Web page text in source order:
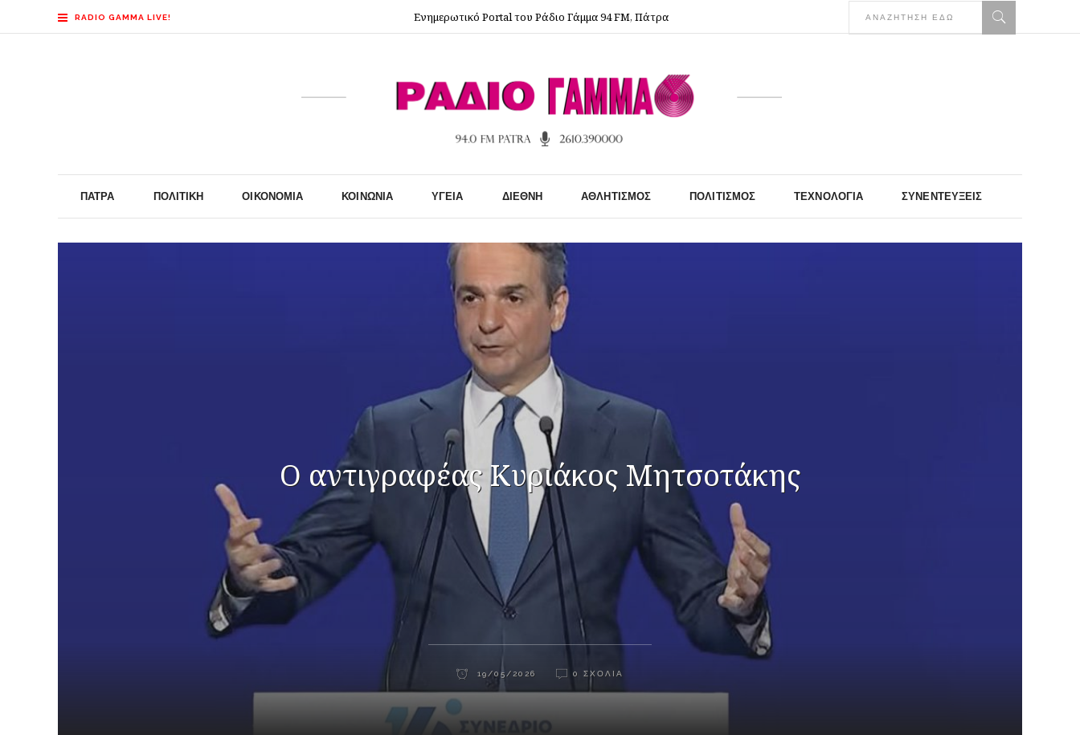
RADIO GAMMA LIVE! Ενημερωτικό Portal του Ράδιο Γάμμα 94 FM, Πάτρα
ΠΆΤΡΑ ΠΟΛΙΤΙΚΉ ΟΙΚΟΝΟΜΊΑ ΚΟΙΝΩΝΊΑ ΥΓΕΊΑ ΔΙΕΘΝΉ ΑΘΛΗΤΙΣΜΌΣ ΠΟΛΙΤΙΣΜΌΣ ΤΕΧΝΟΛΟΓΊΑ ΣΥΝΕΝΤΕΎΞΕΙΣ
Ο αντιγραφέας Κυριάκος Μητσοτάκης
19/05/2026 0 ΣΧΌΛΙΑ